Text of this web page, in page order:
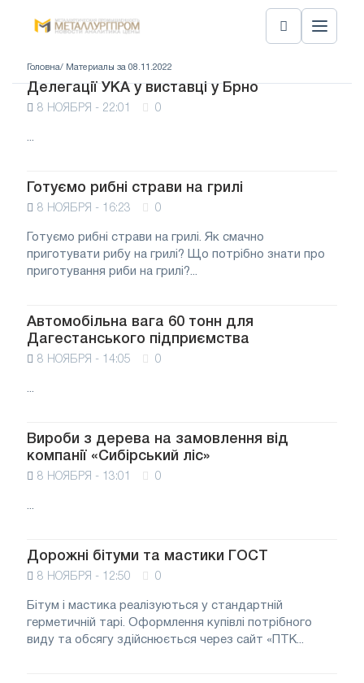
Головна/ Материалы за 08.11.2022
Делегації УКА у виставці у Брно
8 НОЯБРЯ - 22:01 0
...
Готуємо рибні страви на грилі
8 НОЯБРЯ - 16:23 0
Готуємо рибні страви на грилі. Як смачно
приготувати рибу на грилі? Що потрібно знати про
приготування риби на грилі?...
Автомобільна вага 60 тонн для
Дагестанського підприємства
8 НОЯБРЯ - 14:05 0
...
Вироби з дерева на замовлення від
компанії «Сибірський ліс»
8 НОЯБРЯ - 13:01 0
...
Дорожні бітуми та мастики ГОСТ
8 НОЯБРЯ - 12:50 0
Бітум і мастика реалізуються у стандартній
герметичній тарі. Оформлення купівлі потрібного
виду та обсягу здійснюється через сайт «ПТК...